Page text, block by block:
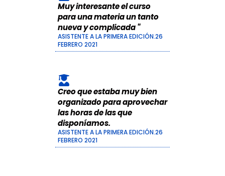
Muy interesante el curso
para una materia un tanto
nueva y complicada "
ASISTENTE A LA PRIMERA EDICIÓN.26
FEBRERO 2021
Creo que estaba muy bien
organizado para aprovechar
las horas de las que
disponíamos.
ASISTENTE A LA PRIMERA EDICIÓN.26
FEBRERO 2021